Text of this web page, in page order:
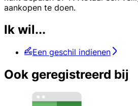
aankopen te doen.
Ik wil...
Een geschil indienen
Ook geregistreerd bij